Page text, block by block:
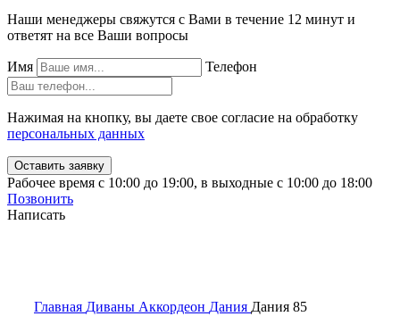
Наши менеджеры свяжутся с Вами в течение 12 минут и
ответят на все Ваши вопросы
Имя Телефон
Нажимая на кнопку, вы даете свое согласие на обработку
персональных данных
Рабочее время с 10:00 до 19:00, в выходные с 10:00 до 18:00
Позвонить
Написать
Главная Диваны Аккордеон Дания Дания 85